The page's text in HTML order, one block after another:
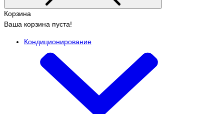
Корзина
Ваша корзина пуста!
Кондиционирование